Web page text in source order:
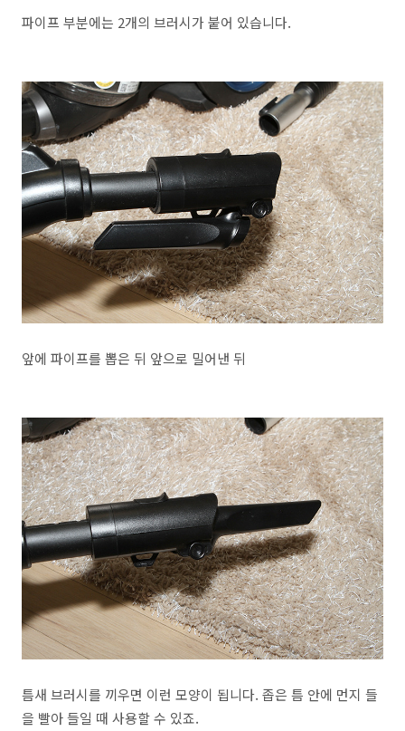
파이프 부분에는 2개의 브러시가 붙어 있습니다.
앞에 파이프를 뽑은 뒤 앞으로 밀어낸 뒤
틈새 브러시를 끼우면 이런 모양이 됩니다. 좁은 틈 안에 먼지 들
을 빨아 들일 때 사용할 수 있죠.